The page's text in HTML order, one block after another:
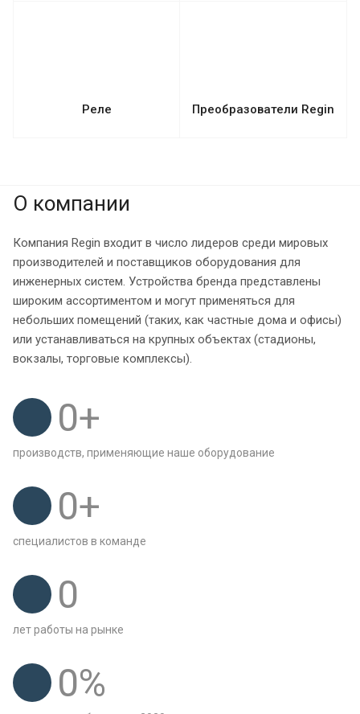
Реле Преобразователи Regin
О компании
Компания Regin входит в число лидеров среди мировых
производителей и поставщиков оборудования для
инженерных систем. Устройства бренда представлены
широким ассортиментом и могут применяться для
небольших помещений (таких, как частные дома и офисы)
или устанавливаться на крупных объектах (стадионы,
вокзалы, торговые комплексы).
0+
производств, применяющие наше оборудование
0+
специалистов в команде
0
лет работы на рынке
0%